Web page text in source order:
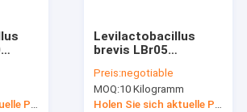
Glutenfrei/Milchfrei
Holen Sie sich aktuelle Preis
Levilactobacillus
brevis LBr05
Vegan / Allergenfrei /
Glutenfrei / Milchfrei
Preis:negotiable
MOQ:10 Kilogramm
Holen Sie sich aktuelle Preis